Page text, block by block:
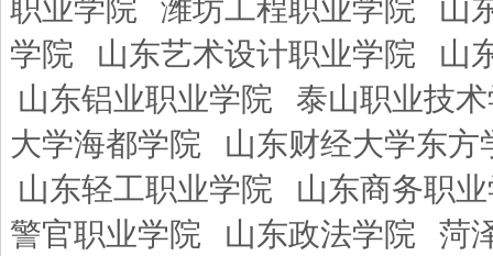
职业学院
潍坊工程职业学院
山
学院
山东艺术设计职业学院
山
山东铝业职业学院
泰山职业技
大学海都学院
山东财经大学东方
山东轻工职业学院
山东商务职
警官职业学院
山东政法学院
菏